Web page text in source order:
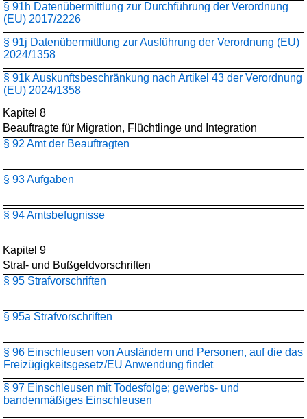
§ 91h Datenübermittlung zur Durchführung der Verordnung
(EU) 2017/2226
§ 91j Datenübermittlung zur Ausführung der Verordnung (EU)
2024/1358
§ 91k Auskunftsbeschränkung nach Artikel 43 der Verordnung
(EU) 2024/1358
Kapitel 8
Beauftragte für Migration, Flüchtlinge und Integration
§ 92 Amt der Beauftragten
§ 93 Aufgaben
§ 94 Amtsbefugnisse
Kapitel 9
Straf- und Bußgeldvorschriften
§ 95 Strafvorschriften
§ 95a Strafvorschriften
§ 96 Einschleusen von Ausländern und Personen, auf die das
Freizügigkeitsgesetz/EU Anwendung findet
§ 97 Einschleusen mit Todesfolge; gewerbs- und
bandenmäßiges Einschleusen